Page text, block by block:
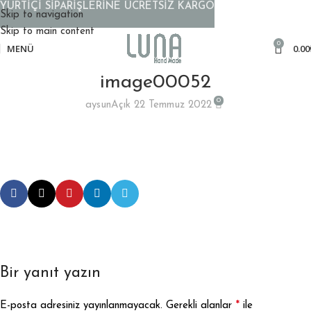
Skip to navigation
Skip to main content
MENÜ 0 0.00
image00052
aysunAçık 22 Temmuz 2022 0
Bir yanıt yazın
E-posta adresiniz yayınlanmayacak. Gerekli alanlar * ile
YURTİÇİ SİPARİŞLERİNE ÜCRETSİZ KARGO